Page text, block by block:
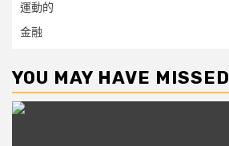
運動的
金融
YOU MAY HAVE MISSED